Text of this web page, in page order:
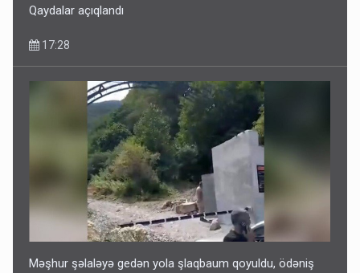
Qaydalar açıqlandı
17:28
Məşhur şəlaləyə gedən yola şlaqbaum qoyuldu, ödəniş